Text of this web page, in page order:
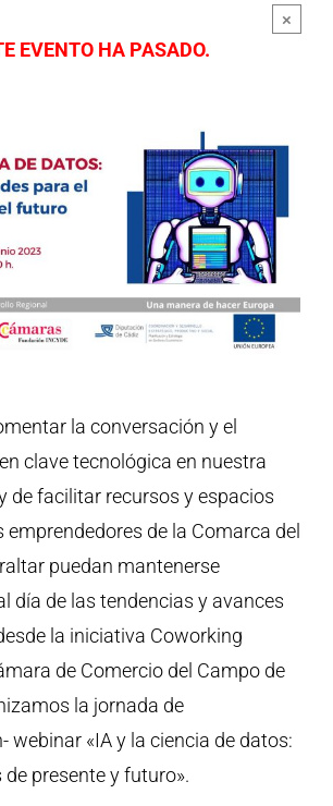
EVENTO HA PASADO.
×
la conversación y el
clave tecnológica en nuestra
de facilitar recursos y espacios
emprendedores de la Comarca del
puedan mantenerse
día de las tendencias y avances
la iniciativa Coworking
de Comercio del Campo de
la jornada de
webinar «IA y la ciencia de datos:
presente y futuro».